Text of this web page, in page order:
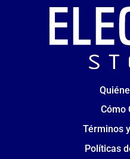
Cómo
Términos
Políticas